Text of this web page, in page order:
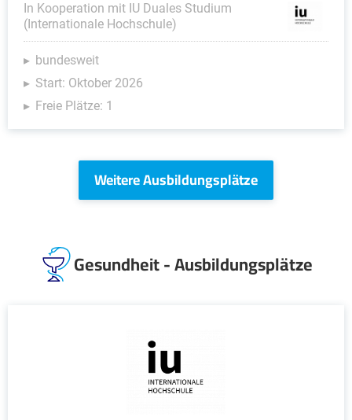
In Kooperation mit IU Duales Studium
(Internationale Hochschule)
bundesweit
Start: Oktober 2026
Freie Plätze: 1
Weitere Ausbildungsplätze
Gesundheit - Ausbildungsplätze